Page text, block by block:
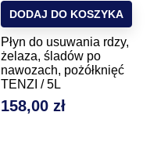
Płyn do usuwania rdzy,
żelaza, śladów po
nawozach, pożółknięć
TENZI / 5L
Cena
158,00 zł
DODAJ DO KOSZYKA